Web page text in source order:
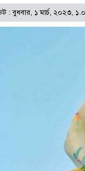
: বুধবার, ১ মার্চ, ২০২৩,